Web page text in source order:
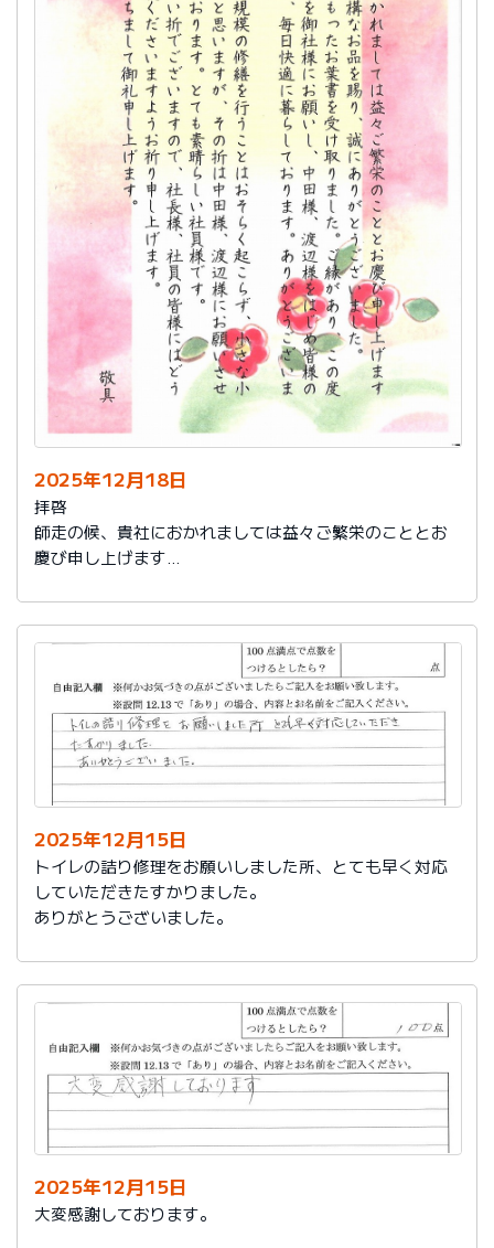
2025年12月18日
拝啓
師走の候、貴社におかれましては益々ご繁栄のこととお
慶び申し上げます
ざいました。
また、本日は心のこもったお葉書を受け取りました。ご
縁があり、この度の拙宅のリフォームを御社様にお願い
し、中田様、渡辺様をはじめ皆様のおかげをもちまし
て、毎日快適に暮らしております。ありがとうございま
した。
今後は、このような規模の修繕を行うことはおそらく起
こらず、小さな小さな修繕になろうかと思いますが、そ
の折は中田様、渡辺様にお願いさせていただくつもりで
おります。とても素晴らしい社員様です。
寒さもひとしお厳しい折でございますので、社長様、社
員の皆様にはどうぞくれぐれもご自愛くださいますよう
お祈り申し上げます。
敬具
2025年12月15日
トイレの詰り修理をお願いしました所、とても早く対応
していただきたすかりました。
ありがとうございました。
2025年12月15日
大変感謝しております。